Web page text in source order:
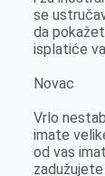
se
da
isplatiće
Novac
Vrlo
imate
od vas